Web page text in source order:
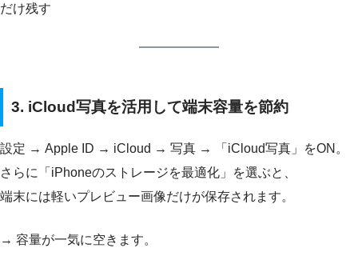
だけ残す
3. iCloud写真を活用して端末容量を節約
設定 → Apple ID → iCloud → 写真 → 「iCloud写真」をON。
さらに「iPhoneのストレージを最適化」を選ぶと、
端末には軽いプレビュー画像だけが保存されます。
→ 容量が一気に空きます。